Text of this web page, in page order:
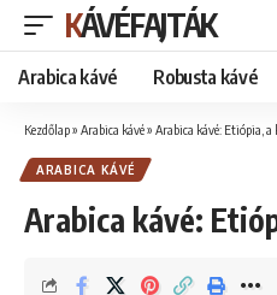
KÁVÉFAJTÁK
Arabica kávé Robusta kávé
Kezdőlap» Arabica kávé» Arabica kávé: Etiópia, a
ARABICA KÁVÉ
Arabica kávé: